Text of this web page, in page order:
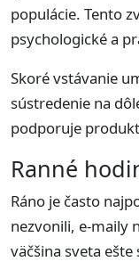
populácie. Tento
psychologické a
Skoré vstávanie
sústredenie na
podporuje
Ranné
Ráno je často
nezvonili, e-maily
väčšina sveta ešte